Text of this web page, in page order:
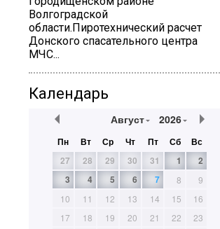
Волгоградской
области.Пиротехнический расчет
Донского спасательного центра
МЧС...
Календарь
Август 2026
Пн Вт Ср Чт Пт Сб
Вс
27
28 29 30 31 1
2
3
4 5 6 7 8
9
10
11 12 13 14 15
16
17
18 19 20 21 22
23